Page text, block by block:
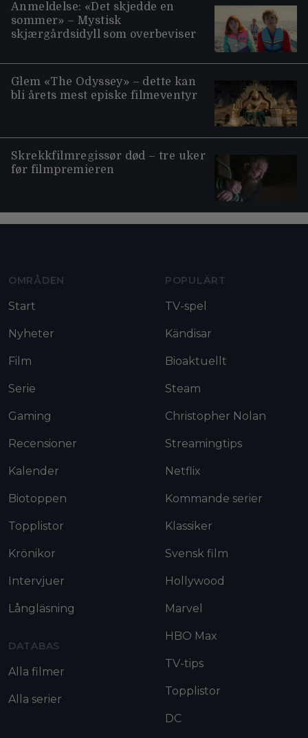
Anmeldelse: «Det skjedde en
sommer» – Mystisk
skjærgårdsidyll som overbeviser
Glem «The Odyssey» – dette kan
bli årets mest episke filmeventyr
Skrekkfilmregissør død – tre uker
før filmpremieren
OMRÅDEN
Start
Nyheter
Film
Serie
Gaming
Recensioner
Kalender
Biotoppen
Topplistor
Krönikor
Intervjuer
Långläsning
DATABAS
Alla filmer
Alla serier
POPULÄRT
TV-spel
Kändisar
Bioaktuellt
Steam
Christopher Nolan
Streamingtips
Netflix
Kommande serier
Klassiker
Svensk film
Hollywood
Marvel
HBO Max
TV-tips
Topplistor
DC